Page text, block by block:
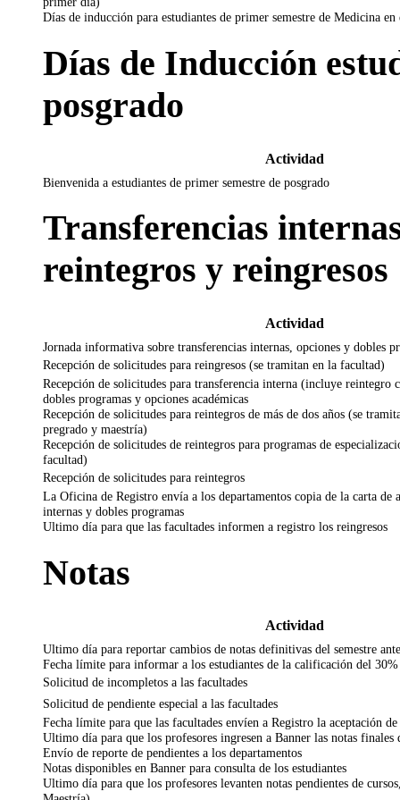
Días de inducción para estudiantes de primer semestre de Medicina
Días de Inducción
posgrado
Actividad
Bienvenida a estudiantes de primer semestre de posgrado
Transferencias
reintegros y reingresos
Actividad
Jornada informativa sobre transferencias internas, opciones y dobles
Recepción de solicitudes para reingresos (se tramitan en la facultad)
Recepción de solicitudes para transferencia interna (incluye reintegro
dobles programas y opciones académicas
Recepción de solicitudes para reintegros de más de dos años (se
pregrado y maestría)
Recepción de solicitudes de reintegros para programas de
facultad)
Recepción de solicitudes para reintegros
La Oficina de Registro envía a los departamentos copia de la carta de
internas y dobles programas
Ultimo día para que las facultades informen a registro los reingresos
Notas
Actividad
Ultimo día para reportar cambios de notas definitivas del semestre
Fecha límite para informar a los estudiantes de la calificación del 30%
Solicitud de incompletos a las facultades
Solicitud de pendiente especial a las facultades
Fecha límite para que las facultades envíen a Registro la aceptación
Ultimo día para que los profesores ingresen a Banner las notas finales
Envío de reporte de pendientes a los departamentos
Notas disponibles en Banner para consulta de los estudiantes
Ultimo día para que los profesores levanten notas pendientes de